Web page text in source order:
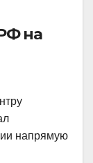
на
напрямую